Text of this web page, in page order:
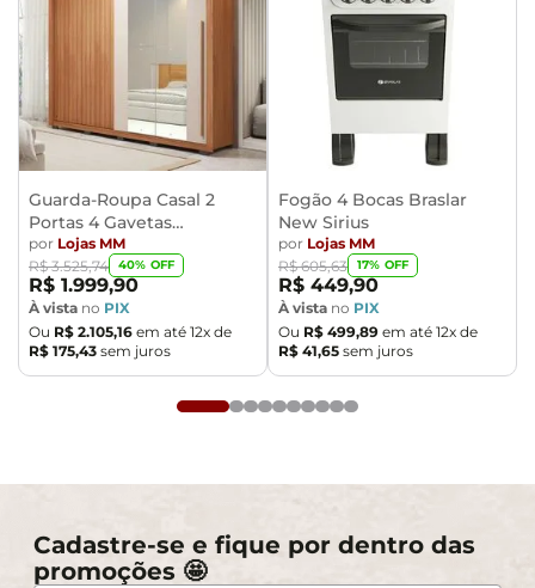
Guarda-Roupa Casal 2
Portas 4 Gavetas
Caemmun Moviment
por Lojas MM
R$ 3.525,74 40% OFF
R$ 1.999,90
À vista no PIX
Ou R$ 2.105,16 em até 12x de
R$ 175,43 sem juros
Fogão 4 Bocas Braslar
New Sirius
por Lojas MM
R$ 605,63 17% OFF
R$ 449,90
À vista no PIX
Ou R$ 499,89 em até 12x de
R$ 41,65 sem juros
Cadastre-se e fique por dentro das
promoções 🤩